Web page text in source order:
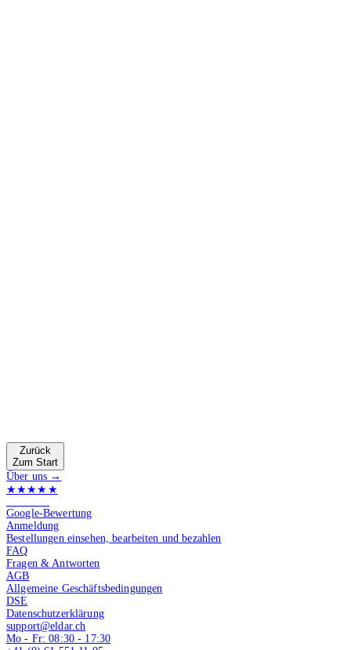
Zurück
Zum Start
Über uns →
★★★★★
Google-Bewertung
Anmeldung
Bestellungen einsehen, bearbeiten und bezahlen
FAQ
Fragen & Antworten
AGB
Allgemeine Geschäftsbedingungen
DSE
Datenschutzerklärung
support@eldar.ch
Mo - Fr: 08:30 - 17:30